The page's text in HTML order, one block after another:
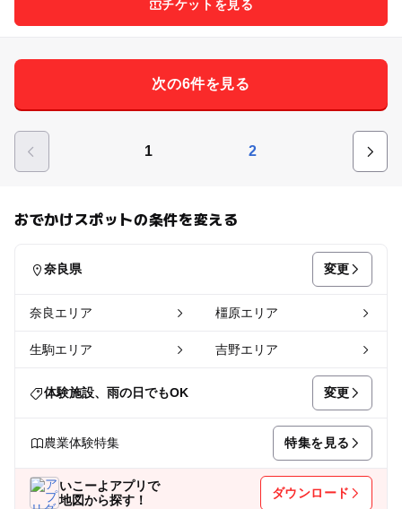
チケットを見る
次の6件を見る
1 2
おでかけスポットの条件を変える
奈良県 変更
奈良エリア 橿原エリア
生駒エリア 吉野エリア
体験施設、雨の日でもOK 変更
農業体験特集 特集を見る
いこーよアプリで
地図から探す！
ダウンロード